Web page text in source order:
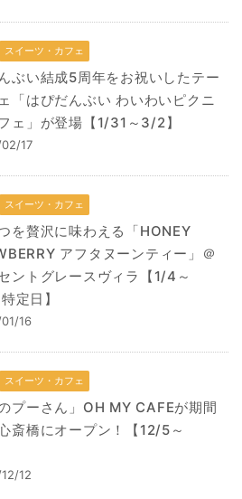
スイーツ・カフェ
ぶい結成5周年をお祝いしたテー
「はぴだんぶい わいわいピクニ
ェ」が登場【1/31～3/2】
17
スイーツ・カフェ
を贅沢に味わえる「HONEY
アフタヌーンティー」＠
ントグレースヴィラ【1/4～
定日】
16
スイーツ・カフェ
のプーさん」OH MY CAFEが期間
斎橋にオープン！【12/5～
12